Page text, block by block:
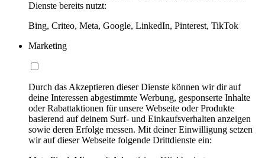
Dienste bereits nutzt:
Bing, Criteo, Meta, Google, LinkedIn, Pinterest, TikTok
Marketing
Durch das Akzeptieren dieser Dienste können wir dir auf
deine Interessen abgestimmte Werbung, gesponserte Inhalte
oder Rabattaktionen für unsere Webseite oder Produkte
basierend auf deinem Surf- und Einkaufsverhalten anzeigen
sowie deren Erfolge messen. Mit deiner Einwilligung setzen
wir auf dieser Webseite folgende Drittdienste ein: